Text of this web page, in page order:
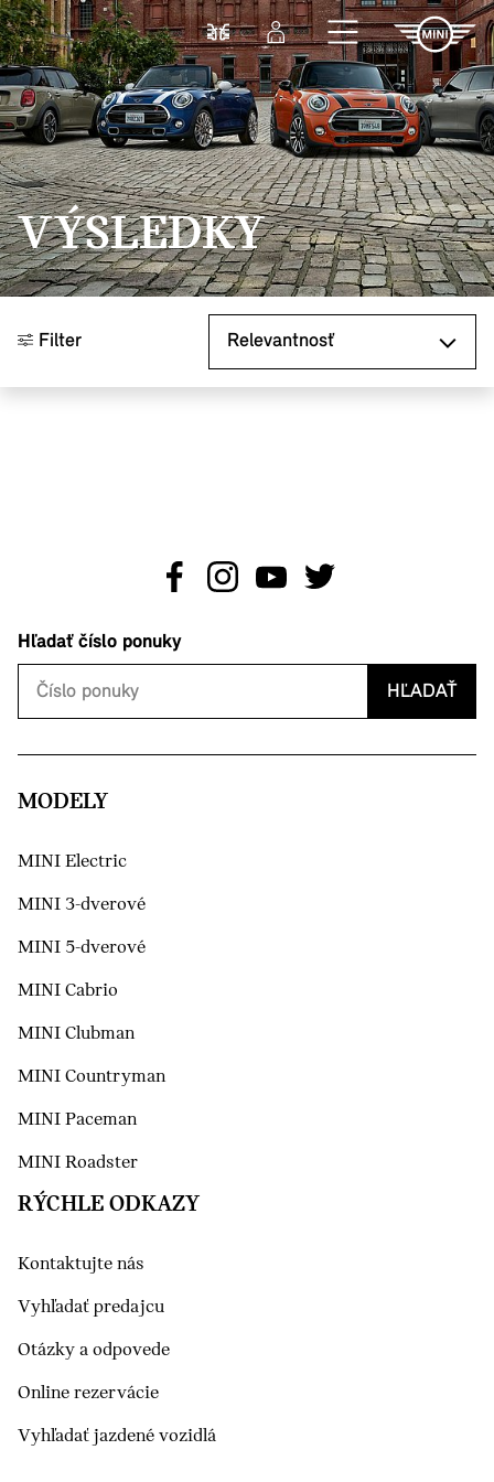
Prejsť na hlavný obsah
PorovnaťPrihlásenie
VÝSLEDKY
Filter
Hľadať číslo ponuky
HĽADAŤ
MODELY
MINI Electric
MINI 3-dverové
MINI 5-dverové
MINI Cabrio
MINI Clubman
MINI Countryman
MINI Paceman
MINI Roadster
RÝCHLE ODKAZY
Kontaktujte nás
Vyhľadať predajcu
Otázky a odpovede
Online rezervácie
Vyhľadať jazdené vozidlá